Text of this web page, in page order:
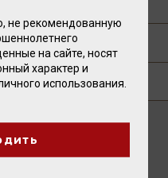
не рекомендованную
на сайте, носят
характер и
использования.